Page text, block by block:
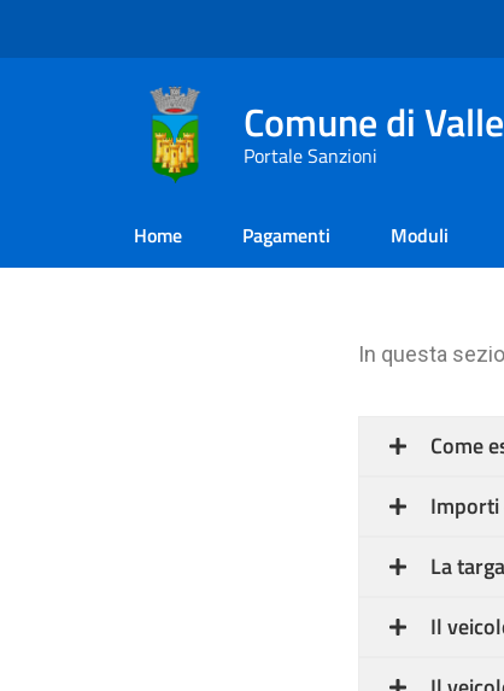
Comune di
Portale Sanzioni
Home Pagamenti Moduli
In questa
Come
Importi
La
Il